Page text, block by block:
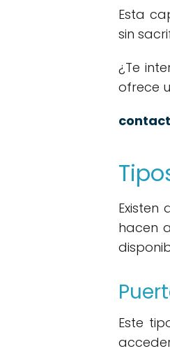
Esta
sin
¿Te
ofrece
hacen
Este